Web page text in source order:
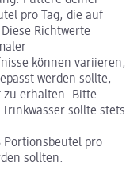
pro Tag, die auf
Richtwerte
können variieren,
werden sollte,
zu erhalten. Bitte
sollte stets
Portionsbeutel pro
sollten.